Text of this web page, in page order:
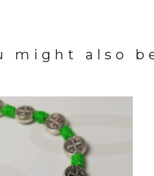
might also